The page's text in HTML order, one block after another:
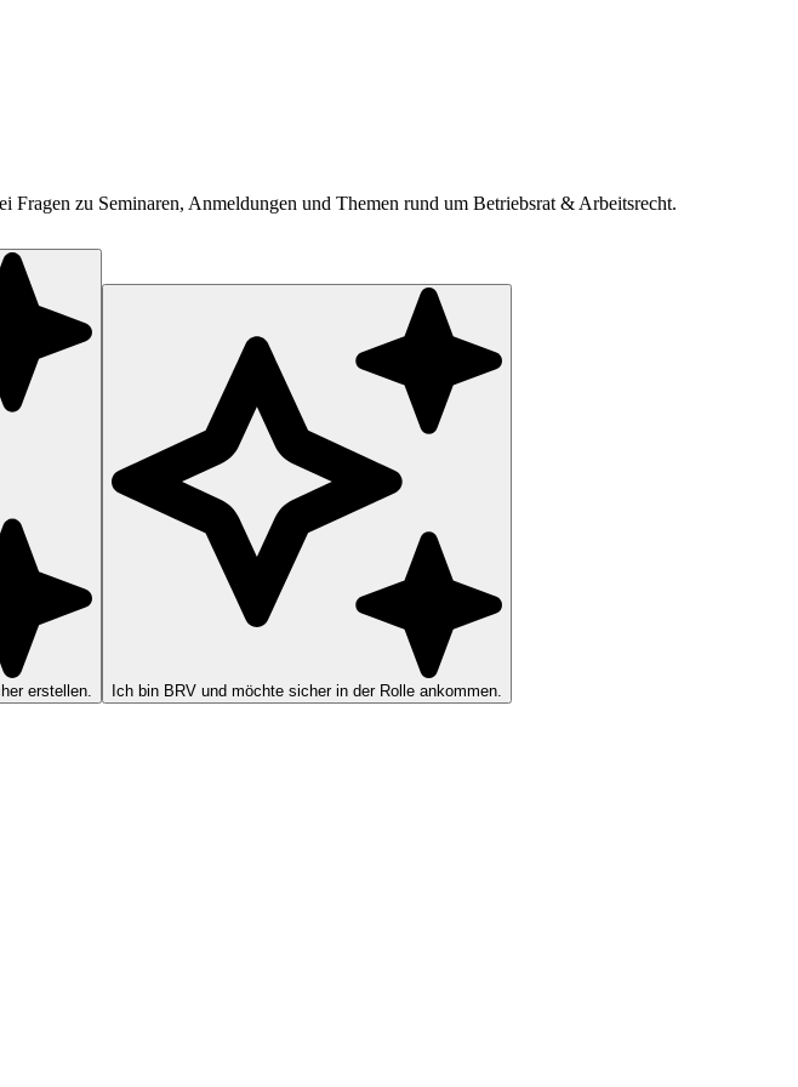
zu Seminaren, Anmeldungen und Themen rund um Betriebsrat & Arbeitsrecht.
erstellen. Ich bin BRV und möchte sicher in der Rolle ankommen.